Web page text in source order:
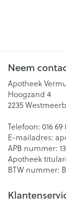
Neem
Apotheek
Hoogzand 4
2235
Telefoon: 016 69
E-mailadres:
APB nummer:
Apotheek
BTW nummer: